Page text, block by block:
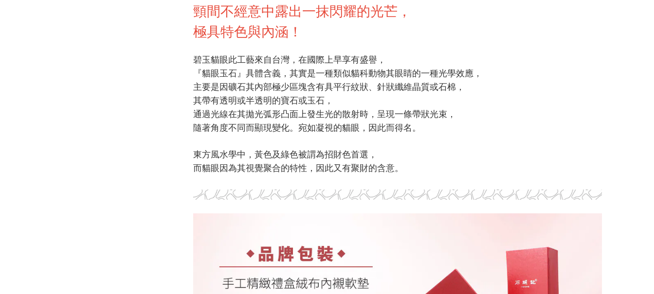
頸間不經意中露出一抹閃耀的光芒，
極具特色與內涵！
碧玉貓眼此工藝來自台灣，在國際上早享有盛譽，
『貓眼玉石』具體含義，其實是一種類似貓科動物其眼睛的一種光學效應，
主要是因礦石其內部極少區塊含有具平行紋狀、針狀纖維晶質或石棉，
其帶有透明或半透明的寶石或玉石，
通過光線在其拋光弧形凸面上發生光的散射時，呈現一條帶狀光束，
隨著角度不同而顯現變化。宛如凝視的貓眼，因此而得名。
東方風水學中，黃色及綠色被謂為招財色首選，
而貓眼因為其視覺聚合的特性，因此又有聚財的含意。